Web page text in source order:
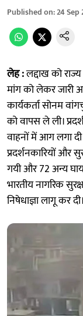
Published on:24 Sep
लेह :लद्दाख को
मांग को लेकर
कार्यकर्ता सोनम
को वापस ले ली।
वाहनों में आग लगा
प्रदर्शनकारियों और
गयी और 72 अन्य
भारतीय नागरिक
निषेधाज्ञा लागू कर दी।